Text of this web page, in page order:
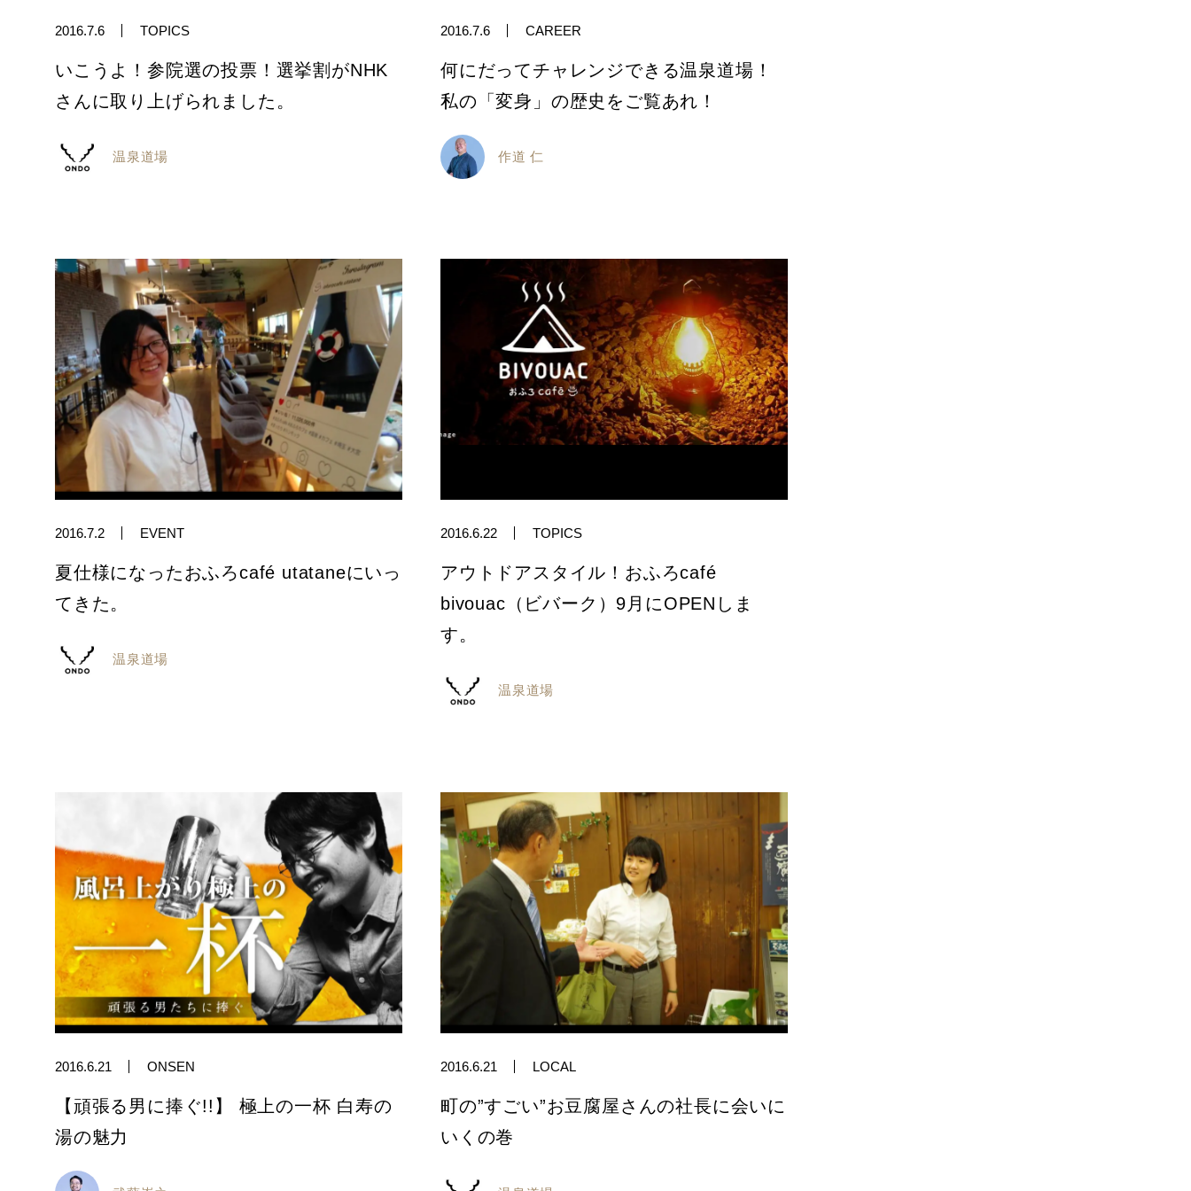
2016.7.6 TOPICS
いこうよ！参院選の投票！選挙割がNHK
さんに取り上げられました。
温泉道場
2016.7.6 CAREER
何にだってチャレンジできる温泉道場！
私の「変身」の歴史をご覧あれ！
作道 仁
2016.7.2 EVENT
夏仕様になったおふろcafé utataneにいっ
てきた。
温泉道場
2016.6.22 TOPICS
アウトドアスタイル！おふろcafé
bivouac（ビバーク）9月にOPENしま
す。
温泉道場
2016.6.21 ONSEN
【頑張る男に捧ぐ!!】 極上の一杯 白寿の
湯の魅力
2016.6.21 LOCAL
町の”すごい”お豆腐屋さんの社長に会いに
いくの巻